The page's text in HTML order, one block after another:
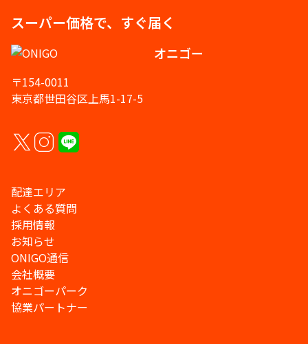
スーパー価格で、すぐ届く
オニゴー
〒154-0011
東京都世田谷区上馬1-17-5
配達エリア
よくある質問
採用情報
お知らせ
ONIGO通信
会社概要
オニゴーパーク
協業パートナー